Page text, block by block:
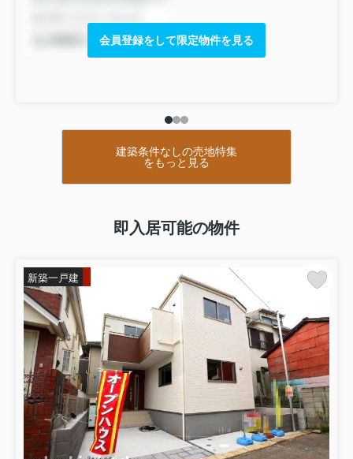
会員登録をして限定物件を見る
建築条件なしの売地特集
をもっと見る
即入居可能の物件
新築一戸建